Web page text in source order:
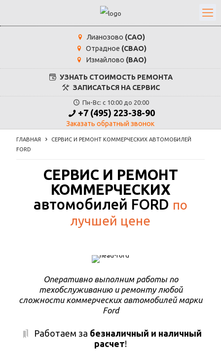
Лианозово (САО)
Отрадное (СВАО)
Измайлово (ВАО)
УЗНАТЬ СТОИМОСТЬ РЕМОНТА
ЗАПИСАТЬСЯ НА СЕРВИС
Пн-Вс: с 10:00 до 20:00
+7 (495) 223-38-90
Заказать обратный звонок
ГЛАВНАЯ
СЕРВИС И РЕМОНТ КОММЕРЧЕСКИХ АВТОМОБИЛЕЙ
FORD
СЕРВИС И РЕМОНТ
КОММЕРЧЕСКИХ
автомобилей FORD по
лучшей цене
Оперативно выполним работы по
техобслуживанию и ремонту любой
сложности коммерческих автомобилей марки
Ford
Работаем за безналичный и наличный
расчет!